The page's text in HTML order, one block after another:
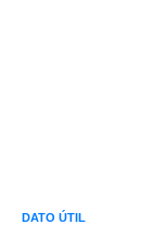
DATO ÚTIL